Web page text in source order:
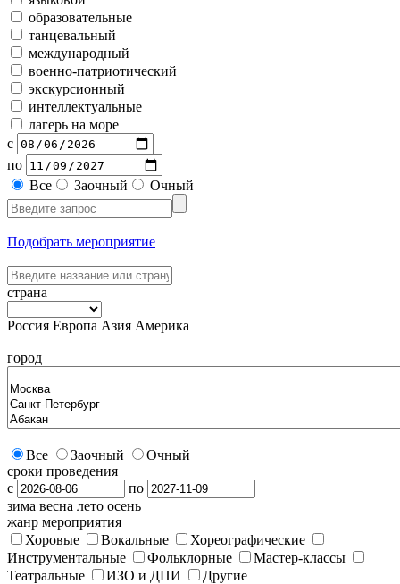
образовательные
танцевальный
международный
военно-патриотический
экскурсионный
интеллектуальные
лагерь на море
с
по
Все
Заочный Очный
Подобрать мероприятие
страна
Россия Европа Азия Америка
город
Все Заочный
Очный
сроки проведения
с
по
зима весна лето осень
жанр мероприятия
Хоровые
Вокальные
Хореографические
Инструментальные
Фольклорные
Мастер-классы
Театральные
ИЗО и ДПИ
Другие